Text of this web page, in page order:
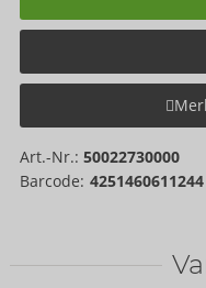
Art.-Nr.: 50022730000
Barcode: